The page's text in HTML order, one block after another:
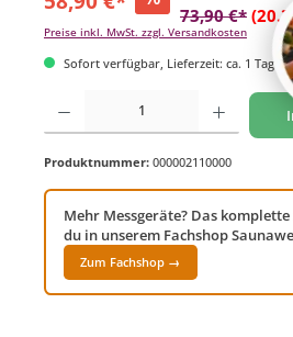
73,90 €*
Preise inkl. MwSt. zzgl. Versandkosten
Sofort verfügbar, Lieferzeit: ca. 1 Tag
Produkt Anzahl: Gib den gewünschten Wert
Produktnummer: 000002110000
Mehr Messgeräte? Das
du in unserem Fachshop
Zum Fachshop →